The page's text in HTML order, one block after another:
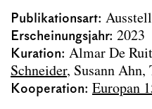
Publikationsart
Erscheinungsjahr 2023
Kuration Almar De
Schneider Susann Ahn,
Kooperation Europan
Neuland Bestand
Rehabilitierte
48 hours
Archdiploma 2023
Eisenstadt
exhibition urban